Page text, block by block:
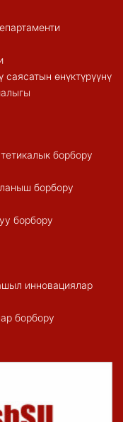
өнүктүрүүнү
борбору
борбору
борбору
инновациялар
борбору